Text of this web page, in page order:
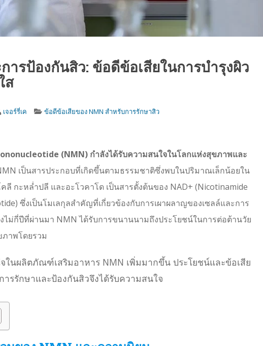
ารป้องกันสิว: ข้อดีข้อเสียในการบำรุงผิว
ส
เจอร์รี่เค ข้อดีข้อเสียของ NMN สำหรับการรักษาสิว
(NMN) กำลังได้รับความสนใจในโลกแห่งสุขภาพและ
เป็นสารประกอบที่เกิดขึ้นตามธรรมชาติซึ่งพบในปริมาณเล็กน้อยใน
ลี กะหล่ำปลี และอะโวคาโด เป็นสารตั้งต้นของ NAD+ (Nicotinamide
ซึ่งเป็นโมเลกุลสำคัญที่เกี่ยวข้องกับการเผาผลาญของเซลล์และการ
ไม่กี่ปีที่ผ่านมา NMN ได้รับการขนานนามถึงประโยชน์ในการต่อต้านวัย
าพโดยรวม
ในผลิตภัณฑ์เสริมอาหาร NMN เพิ่มมากขึ้น ประโยชน์และข้อเสีย
ารรักษาและป้องกันสิวจึงได้รับความสนใจ